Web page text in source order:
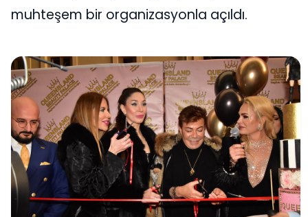
muhteşem bir organizasyonla açıldı.